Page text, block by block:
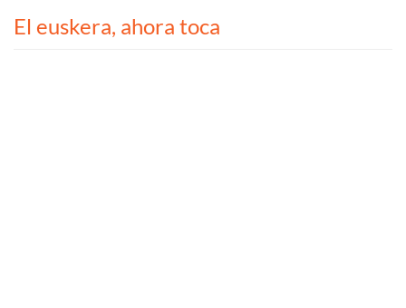
El euskera, ahora toca